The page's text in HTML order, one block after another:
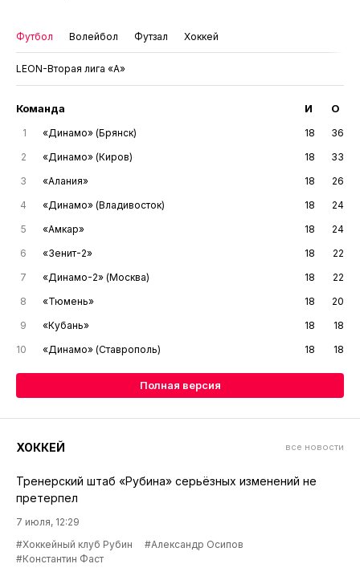
Футбол Волейбол Футзал Хоккей
LEON-Вторая лига «А»
Команда И О
1 «Динамо» (Брянск) 18
36
2
«Динамо» (Киров) 18
33
3
«Алания» 18
26
4
«Динамо» (Владивосток) 18
24
5
«Амкар» 18
24
6
«Зенит-2» 18
22
7
«Динамо-2» (Москва) 18
22
8
«Тюмень» 18
20
9
«Кубань» 18
18
10
«Динамо» (Ставрополь) 18 18
Полная версия
ХОККЕЙ все новости
Тренерский штаб «Рубина» серьёзных изменений не
претерпел
7 июля, 12:29
#Хоккейный клуб Рубин
#Александр Осипов
#Константин Фаст